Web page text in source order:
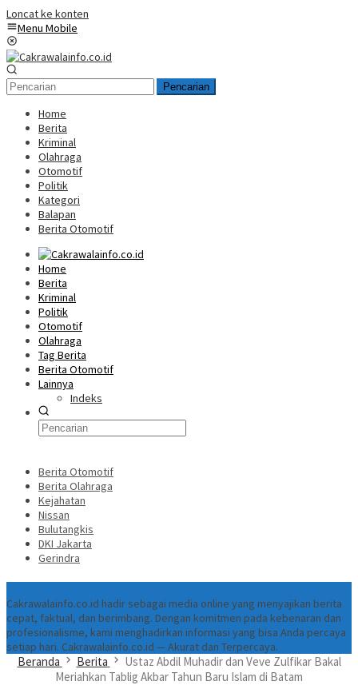
Loncat ke konten
Menu Mobile
Pencarian
Home
Berita
Kriminal
Olahraga
Otomotif
Politik
Kategori
Balapan
Berita Otomotif
Home
Berita
Kriminal
Politik
Otomotif
Olahraga
Tag Berita
Berita Otomotif
Lainnya
Indeks
Berita Otomotif
Berita Olahraga
Kejahatan
Nissan
Bulutangkis
DKI Jakarta
Gerindra
Cakrawalainfo.co.id hadir sebagai media online yang menyajikan berita
cepat, faktual, dan berimbang. Dengan komitmen pada kebenaran dan
profesionalisme, kami menghadirkan informasi yang bisa Anda percaya
setiap hari. Cakrawalainfo.co.id — Akurat dan Terpercaya.
Beranda Berita
Ustaz Abdil Muhadir dan Veve Zulfikar Bakal
Meriahkan Tablig Akbar Tahun Baru Islam di Batam